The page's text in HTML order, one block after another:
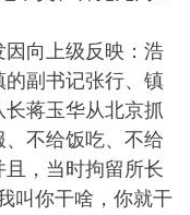
向上级反映：浩
副书记张行、镇
蒋玉华从北京抓
不给饭吃、不给
，当时拘留所长
叫你干啥，你就干